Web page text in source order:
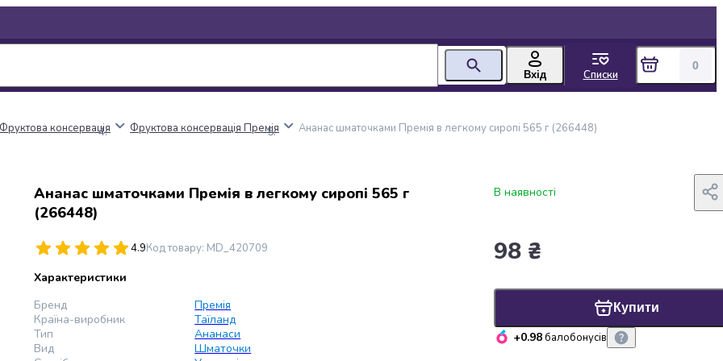
Вхід Списки
0
Фруктова консервація Фруктова консервація Премія Ананас шматочками Премія в легкому сиропі 565 г (266448)
Ананас шматочками Премія в легкому сиропі 565 г
(266448)
4.9Код товару: MD_420709
Характеристики
Бренд
Премія
Країна-виробник
Таїланд
Тип
Ананаси
Вид
Шматочки
В наявності
98 ₴
Купити
+0.98балобонусів